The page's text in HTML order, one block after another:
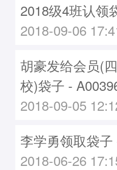
2018级4班认领
2018-09-06
胡豪发给会员(
校)袋子 -
2018-09-05
李学勇领取袋
2018-06-26